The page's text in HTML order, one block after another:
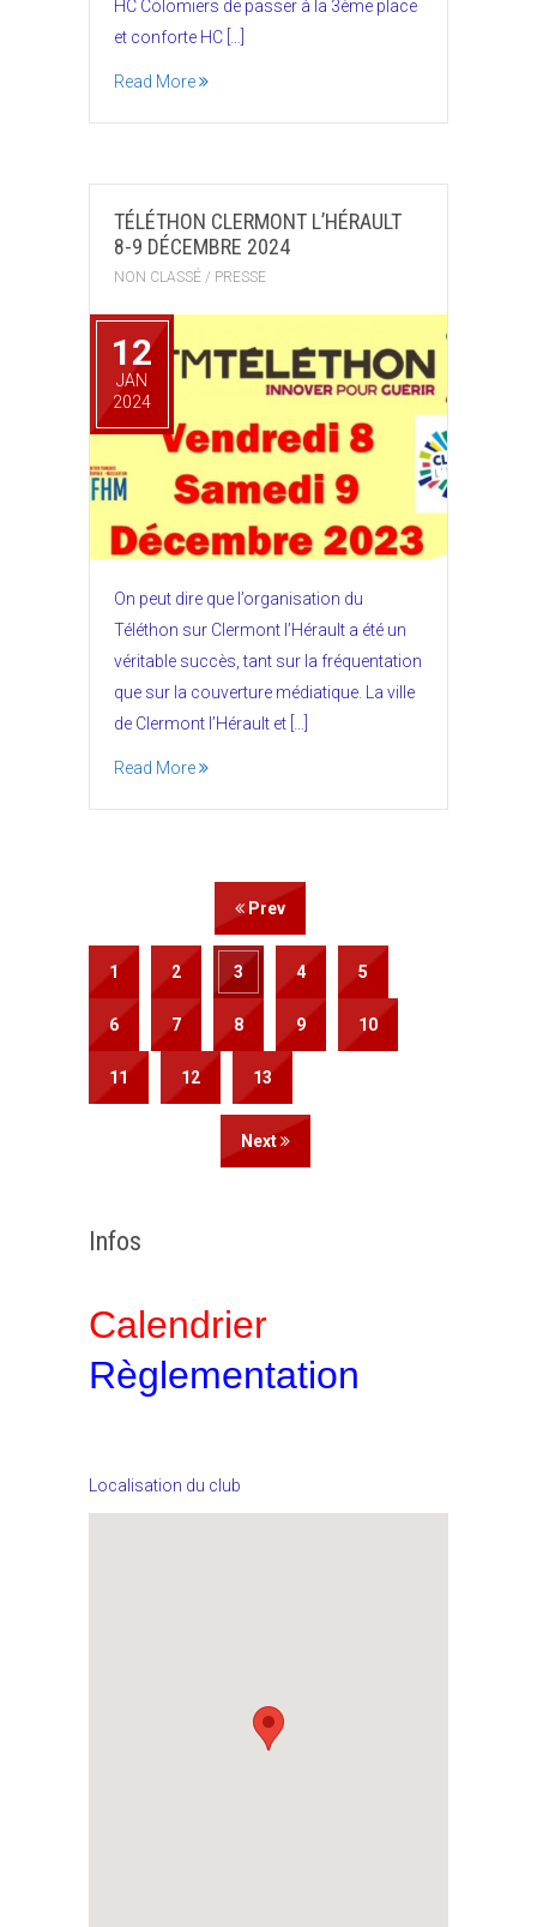
HC Colomiers de passer à la 3ème place
et conforte HC […]
Read More
TÉLÉTHON CLERMONT L’HÉRAULT
8-9 DÉCEMBRE 2024
NON CLASSÉ / PRESSE
12
JAN
2024
On peut dire que l’organisation du
Téléthon sur Clermont l’Hérault a été un
véritable succès, tant sur la fréquentation
que sur la couverture médiatique. La ville
de Clermont l’Hérault et […]
Read More
Prev
1 2 3 4 5
6 7 8 9 10
11 12 13
Next
Infos
Calendrier
Règlementation
Localisation du club